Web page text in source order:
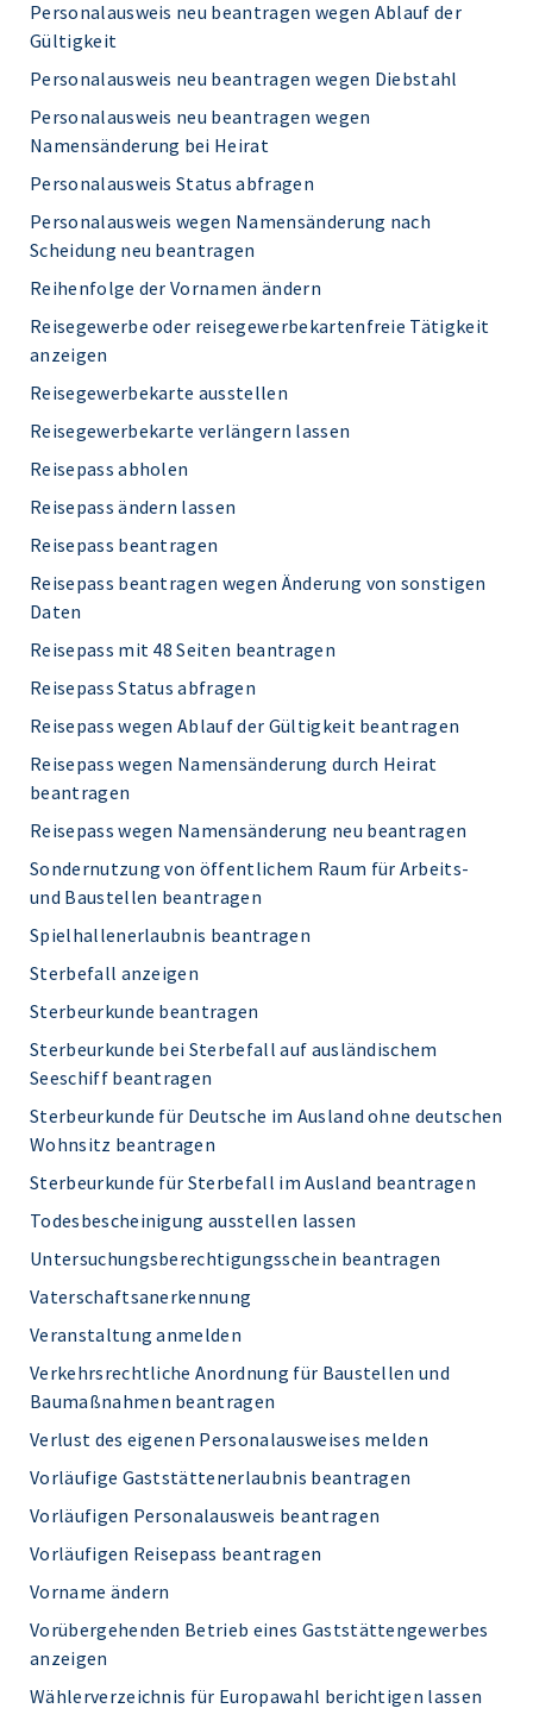
Personalausweis neu beantragen wegen Ablauf der
Gültigkeit
Personalausweis neu beantragen wegen Diebstahl
Personalausweis neu beantragen wegen
Namensänderung bei Heirat
Personalausweis Status abfragen
Personalausweis wegen Namensänderung nach
Scheidung neu beantragen
Reihenfolge der Vornamen ändern
Reisegewerbe oder reisegewerbekartenfreie Tätigkeit
anzeigen
Reisegewerbekarte ausstellen
Reisegewerbekarte verlängern lassen
Reisepass abholen
Reisepass ändern lassen
Reisepass beantragen
Reisepass beantragen wegen Änderung von sonstigen
Daten
Reisepass mit 48 Seiten beantragen
Reisepass Status abfragen
Reisepass wegen Ablauf der Gültigkeit beantragen
Reisepass wegen Namensänderung durch Heirat
beantragen
Reisepass wegen Namensänderung neu beantragen
Sondernutzung von öffentlichem Raum für Arbeits-
und Baustellen beantragen
Spielhallenerlaubnis beantragen
Sterbefall anzeigen
Sterbeurkunde beantragen
Sterbeurkunde bei Sterbefall auf ausländischem
Seeschiff beantragen
Sterbeurkunde für Deutsche im Ausland ohne deutschen
Wohnsitz beantragen
Sterbeurkunde für Sterbefall im Ausland beantragen
Todesbescheinigung ausstellen lassen
Untersuchungsberechtigungsschein beantragen
Vaterschaftsanerkennung
Veranstaltung anmelden
Verkehrsrechtliche Anordnung für Baustellen und
Baumaßnahmen beantragen
Verlust des eigenen Personalausweises melden
Vorläufige Gaststättenerlaubnis beantragen
Vorläufigen Personalausweis beantragen
Vorläufigen Reisepass beantragen
Vorname ändern
Vorübergehenden Betrieb eines Gaststättengewerbes
anzeigen
Wählerverzeichnis für Europawahl berichtigen lassen